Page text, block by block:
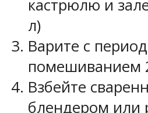
кастрюлю и
л)
Варите с
помешиванием
Взбейте
блендером или